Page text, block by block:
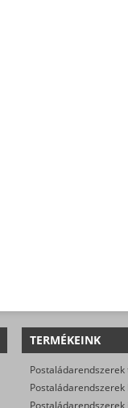
TERMÉKEINK